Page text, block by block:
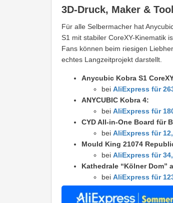
3D-Druck, Maker &
Für alle Selbermacher hat
S1 mit stabiler CoreXY-Kinematik
Fans können beim riesigen
echtes Langzeitprojekt darstellt.
Anycubic Kobra S1
bei AliExpress für
ANYCUBIC Kobra 4:
bei AliExpress für
CYD All-in-One Board für
bei AliExpress für
Mould King 21074
bei AliExpress für
Kathedrale “Kölner Dom”
bei AliExpress für